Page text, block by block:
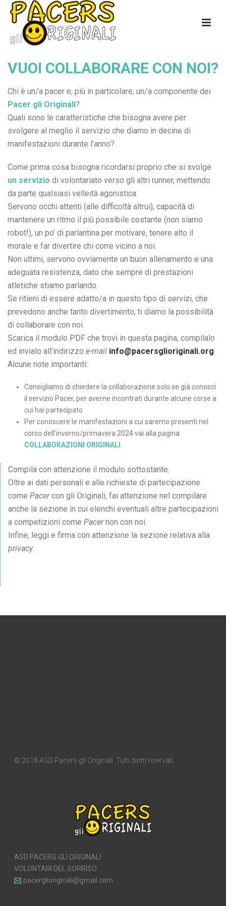
VUOI COLLABORARE CON NOI?
Chi è un/a pacer e, più in particolare, un/a componente dei
Pacer gli Originali?
Quali sono le caratteristiche che bisogna avere per
svolgere al meglio il servizio che diamo in decine di
manifestazioni durante l’anno?
Come prima cosa bisogna ricordarsi proprio che si svolge
un servizio di volontariato verso gli altri runner, mettendo
da parte qualsiasi velleità agonistica.
Servono occhi attenti (alle difficoltà altrui), capacità di
mantenere un ritmo il più possibile costante (non siamo
robot!), un po’ di parlantina per motivare, tenere alto il
morale e far divertire chi corre vicino a noi.
Non ultimi, servono ovviamente un buon allenamento e una
adeguata resistenza, dato che sempre di prestazioni
atletiche stiamo parlando.
Se ritieni di essere adatto/a in questo tipo di servizi, che
prevedono anche tanto divertimento, ti diamo la possibilità
di collaborare con noi.
Scarica il modulo PDF che trovi in questa pagina, compilalo
ed invialo all’indirizzo e-mail info@pacersglioriginali.org.
Alcune note importanti:
Consigliamo di chiedere la collaborazione solo se già conosci
il servizio Pacer, per averne incontrati durante alcune corse a
cui hai partecipato
Per conoscere le manifestazioni a cui saremo presenti nel
corso dell’inverno/primavera 2024 vai alla pagina
COLLABORAZIONI ORIGINALI
Compila con attenzione il modulo sottostante.
Oltre ai dati personali e alle richieste di partecipazione
come Pacercon gli Originali, fai attenzione nel compilare
anche la sezione in cui elenchi eventuali altre partecipazioni
a competizioni come Pacernon con noi.
Infine, leggi e firma con attenzione la sezione relativa alla
privacy.
© 2018 ASD Pacers gli Originali. Tutti diritti riservati.
ASD PACERS GLI ORIGINALI
VOLONTARI DEL SORRISO
pacerglioriginali@gmail.com